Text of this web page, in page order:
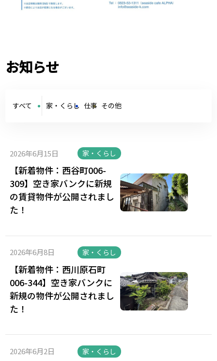
お知らせ
すべて 家・くらし 仕事 その他
2026年6月15日 家・くらし
【新着物件：西谷町006-
309】空き家バンクに新規
の賃貸物件が公開されまし
た！
2026年6月8日 家・くらし
【新着物件：西川原石町
006-344】空き家バンクに
新規の物件が公開されまし
た！
2026年6月2日 家・くらし